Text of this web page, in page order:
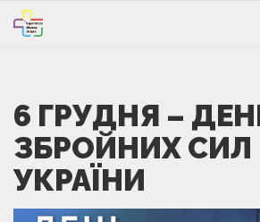
6 ГРУДНЯ –
ЗБРОЙНИХ СИЛ
УКРАЇНИ